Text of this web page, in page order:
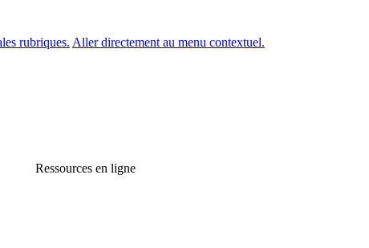
rubriques. Aller directement au menu contextuel.
Ressources en ligne